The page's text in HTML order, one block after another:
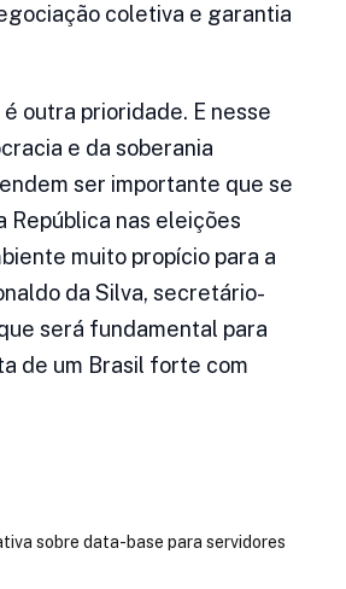
coletiva e garantia
outra prioridade. E nesse
e da soberania
ser importante que se
nas eleições
muito propício para a
da Silva, secretário-
será fundamental para
de um Brasil forte com
sobre data-base para servidores